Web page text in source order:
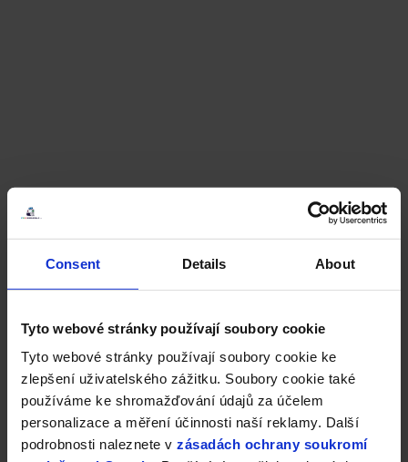
Consent Details About
Tyto webové stránky používají soubory cookie
Tyto webové stránky používají soubory cookie ke
zlepšení uživatelského zážitku. Soubory cookie také
používáme ke shromažďování údajů za účelem
personalizace a měření účinnosti naší reklamy. Další
podrobnosti naleznete v zásadách ochrany soukromí